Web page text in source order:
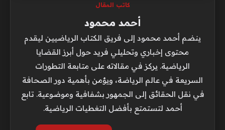
كاتب المقال
أحمد محمود
ينضم أحمد محمود إلى فريق الكتاب الرياضيين ليقدم
محتوى إخباري وتحليلي فريد حول أبرز القضايا
الرياضية. يركز في مقالاته على متابعة التطورات
السريعة في عالم الرياضة، ويؤمن بأهمية دور الصحافة
في نقل الحقائق إلى الجمهور بشفافية وموضوعية. تابع
أحمد لتستمتع بأفضل التغطيات الرياضية.